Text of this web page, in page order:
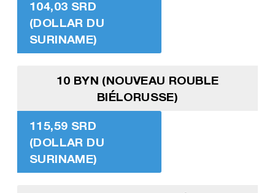
104,03 SRD
(DOLLAR DU
SURINAME)
10 BYN (NOUVEAU ROUBLE
BIÉLORUSSE)
115,59 SRD
(DOLLAR DU
SURINAME)